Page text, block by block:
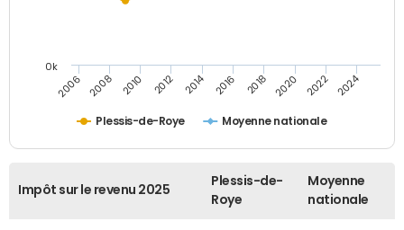
Plessis-de-Roye Moyenne nationale
2006 2008 2010 2012 2014 2016 2018 2020 2022 2024
0k
Impôt sur le revenu 2025
Plessis-de-
Roye
Moyenne
nationale